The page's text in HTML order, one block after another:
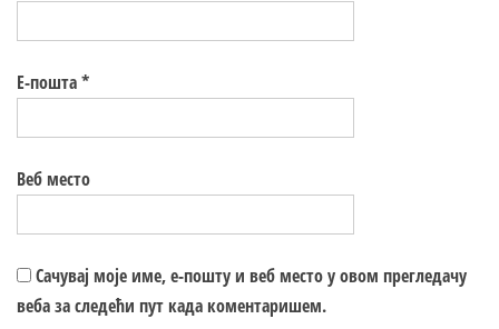
Е-пошта*
Веб место
Сачувај моје име, е-пошту и веб место у овом прегледачу
веба за следећи пут када коментаришем.